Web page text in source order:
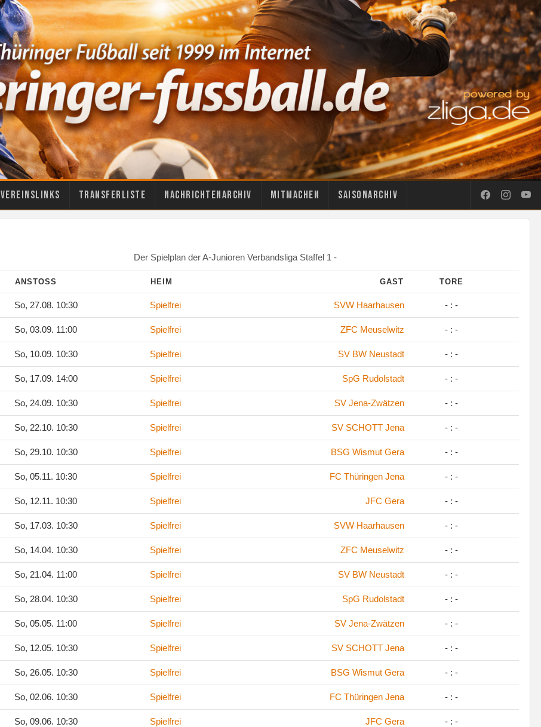
Vereinslinks Transferliste Nachrichtenarchiv Mitmachen Saisonarchiv
Der Spielplan der A-Junioren Verbandsliga Staffel 1 -
ANSTOSS HEIM GAST TORE
So, 27.08. 10:30 Spielfrei SVW Haarhausen - : -
So, 03.09. 11:00 Spielfrei ZFC Meuselwitz - : -
So, 10.09. 10:30 Spielfrei SV BW Neustadt - : -
So, 17.09. 14:00 Spielfrei SpG Rudolstadt - : -
So, 24.09. 10:30 Spielfrei SV Jena-Zwätzen - : -
So, 22.10. 10:30 Spielfrei SV SCHOTT Jena - : -
So, 29.10. 10:30 Spielfrei BSG Wismut Gera - : -
So, 05.11. 10:30 Spielfrei FC Thüringen Jena - : -
So, 12.11. 10:30 Spielfrei JFC Gera - : -
So, 17.03. 10:30 Spielfrei SVW Haarhausen - : -
So, 14.04. 10:30 Spielfrei ZFC Meuselwitz - : -
So, 21.04. 11:00 Spielfrei SV BW Neustadt - : -
So, 28.04. 10:30 Spielfrei SpG Rudolstadt - : -
So, 05.05. 11:00 Spielfrei SV Jena-Zwätzen - : -
So, 12.05. 10:30 Spielfrei SV SCHOTT Jena - : -
So, 26.05. 10:30 Spielfrei BSG Wismut Gera - : -
So, 02.06. 10:30 Spielfrei FC Thüringen Jena - : -
So, 09.06. 10:30 Spielfrei JFC Gera - : -